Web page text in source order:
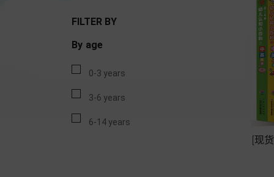
FILTER BY
By age
0-3 years
3-6 years
6-14 years
[现